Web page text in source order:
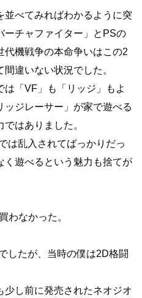
べてみればわかるように突
ーチャファイター」とPSの
代機戦争の本命争いはこの2
違いない状況でした。
「VF」も「リッジ」もよ
ッジレーサー」が家で遊べる
はありました。
は乱入されてばっかりだっ
く遊べるという魅力も捨てが
わなかった。
したが、当時の僕は2D格闘
し前に発売されたネオジオ